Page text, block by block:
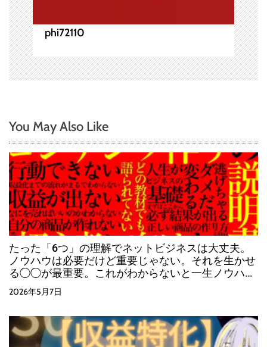
phi72110
You May Also Like
たった「6つ」の理解でネットビジネスは大丈夫。
ノウハウは必要だけど重要じゃない。それを生かせ
る◯◯が最重要。これがわからないと一生ノウハウ
コレクター。やるかやらないかはあなた次第。
2026年5月7日